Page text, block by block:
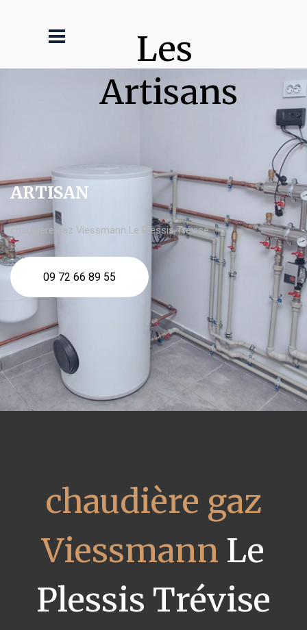
Les
Artisans
ARTISAN
chaudière gaz Viessmann Le Plessis Trévise
09 72 66 89 55
chaudière gaz
Viessmann Le
Plessis Trévise